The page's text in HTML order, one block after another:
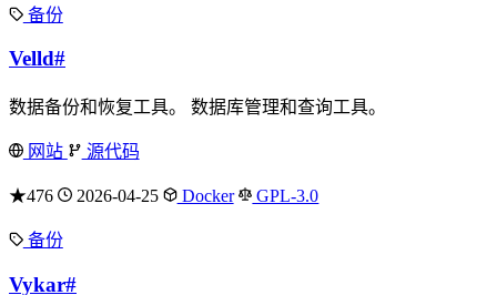
备份
Velld#
数据备份和恢复工具。 数据库管理和查询工具。
网站 源代码
★476 2026-04-25 Docker GPL-3.0
备份
Vykar#